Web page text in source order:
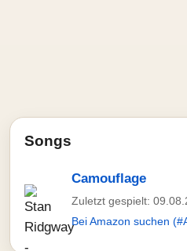
Songs
Camouflage
Zuletzt gespielt:
Bei Amazon suchen